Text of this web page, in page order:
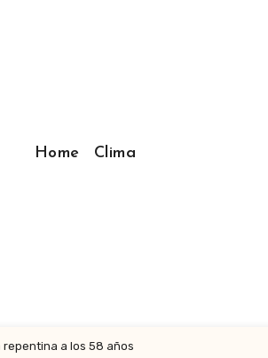
Home Clima
repentina a los 58 años